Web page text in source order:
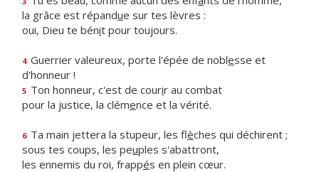
la grâce est répandue sur tes lèvres :
oui, Dieu te bénit pour toujours.
4 Guerrier valeureux, porte l'épée de noblesse et
d'honneur !
5 Ton honneur, c'est de courir au combat
pour la justice, la clémence et la vérité.
6 Ta main jettera la stupeur, les flèches qui déchirent ;
sous tes coups, les peuples s'abattront,
les ennemis du roi, frappés en plein cœur.